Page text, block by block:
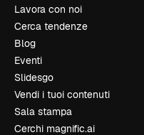
Lavora con noi
Cerca tendenze
Blog
Eventi
Slidesgo
Vendi i tuoi contenuti
Sala stampa
Cerchi magnific.ai